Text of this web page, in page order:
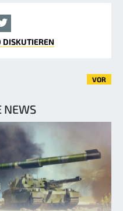
DISKUTIEREN
VOR
NEWS